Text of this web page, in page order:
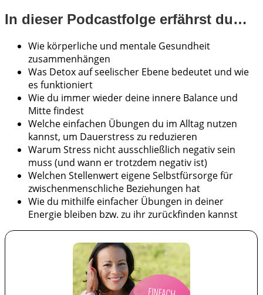
In dieser Podcastfolge erfährst du…
Wie körperliche und mentale Gesundheit
zusammenhängen
Was Detox auf seelischer Ebene bedeutet und wie
es funktioniert
Wie du immer wieder deine innere Balance und
Mitte findest
Welche einfachen Übungen du im Alltag nutzen
kannst, um Dauerstress zu reduzieren
Warum Stress nicht ausschließlich negativ sein
muss (und wann er trotzdem negativ ist)
Welchen Stellenwert eigene Selbstfürsorge für
zwischenmenschliche Beziehungen hat
Wie du mithilfe einfacher Übungen in deiner
Energie bleiben bzw. zu ihr zurückfinden kannst